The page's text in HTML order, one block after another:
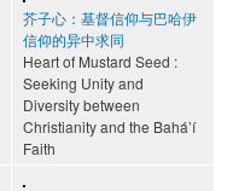
芥子心：基督信仰与巴哈伊
信仰的异中求同
Heart of Mustard Seed :
Seeking Unity and
Diversity between
Christianity and the Bahá’í
Faith